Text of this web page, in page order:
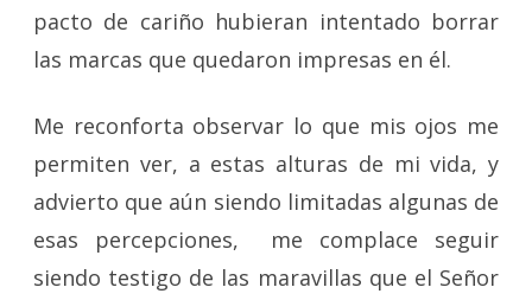
pacto de cariño hubieran intentado borrar
las marcas que quedaron impresas en él.
Me reconforta observar lo que mis ojos me
permiten ver, a estas alturas de mi vida, y
advierto que aún siendo limitadas algunas de
esas percepciones, me complace seguir
siendo testigo de las maravillas que el Señor